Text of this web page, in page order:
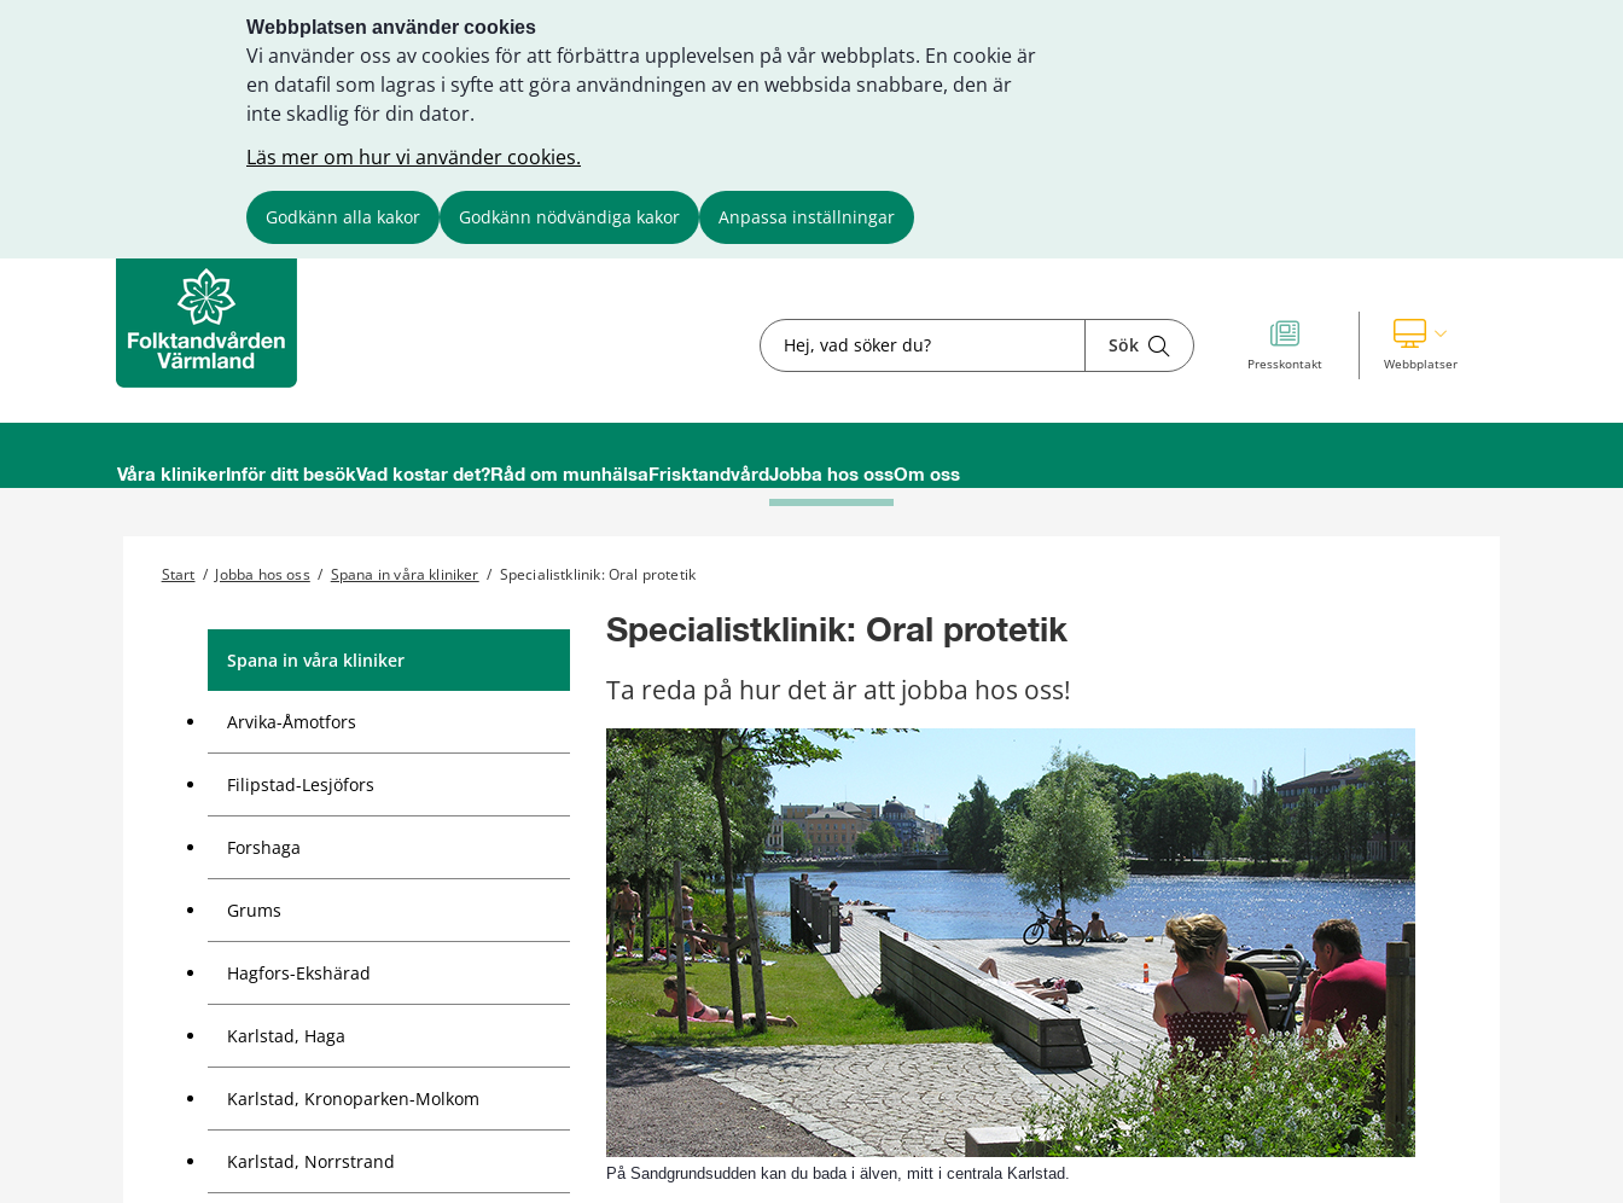
Webbplatsen använder cookies
Vi använder oss av cookies för att förbättra upplevelsen på vår webbplats. En cookie är
en datafil som lagras i syfte att göra användningen av en webbsida snabbare, den är
inte skadlig för din dator.
Läs mer om hur vi använder cookies.
Godkänn alla kakor Godkänn nödvändiga kakor Anpassa inställningar
Sök Sök
Presskontakt WebbplatserVisa våra andra webbplatser
Våra klinikerInför ditt besökVad kostar det?Råd om munhälsa FrisktandvårdJobba hos ossOm oss
Start / Jobba hos oss / Spana in våra kliniker / Specialistklinik: Oral protetik
Spana in våra kliniker
Arvika-Åmotfors
Filipstad-Lesjöfors
Forshaga
Grums
Hagfors-Ekshärad
Karlstad, Haga
Karlstad, Kronoparken-Molkom
Karlstad, Norrstrand
Specialistklinik: Oral protetik
Ta reda på hur det är att jobba hos oss!
På Sandgrundsudden kan du bada i älven, mitt i centrala Karlstad.